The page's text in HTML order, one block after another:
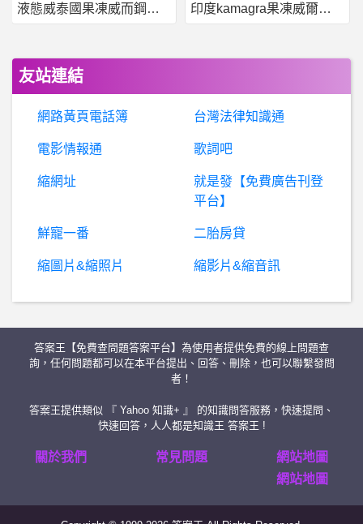
希洽- 藍染都不用上廁所嗎？ 藍染都不用上廁所嗎？
女
人話題- 不是醫療口罩但又有熔噴布是什麼意思 不是醫療口罩但又有熔噴布是什麼意思
棒
球- 是阿飛觸殺技巧太差 還是蔡佳諺太會閃 是阿飛觸殺技巧太差 還是蔡佳諺太會閃
彰化- 北彰化推薦的肉粽店
SevenSins- 恩寵與戒律
房屋交易- 換房的房貸 換房的房貸
希洽- 國動原來就是個80仔 國動原來就是個80仔
西斯 性愛- 看到女生纖細手臂+白嫩腋下 會很想要
液態威泰國果凍威而鋼哪裡買 印度kamagra果凍威爾剛用於治療男性勃起功能障礙
友站連結
網路黃頁電話簿 台灣法律知識通
電影情報通 歌詞吧
縮網址
就是發【免費廣告刊登
平台】
鮮寵一番 二胎房貸
縮圖片&縮照片 縮影片&縮音訊
答案王【免費查問題答案平台】為使用者提供免費的線上問題查
詢，任何問題都可以在本平台提出、回答、刪除，也可以聯繫發問
者！
答案王提供類似 『 Yahoo 知識+ 』 的知識問答服務，快速提問、
快速回答，人人都是知識王 答案王 !
關於我們 常見問題
網站地圖
網站地圖